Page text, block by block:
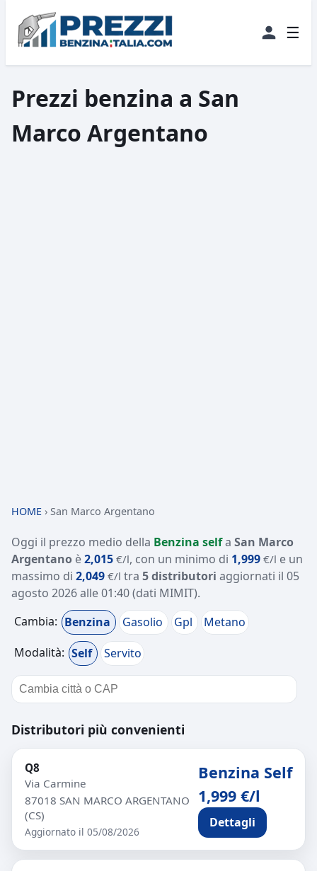
☰
Prezzi benzina a San
Marco Argentano
HOME › San Marco Argentano
Oggi il prezzo medio della Benzina selfa San Marco
Argentano è2,015 €/l, con un minimo di 1,999 €/l e un
massimo di 2,049 €/l tra 5 distributori aggiornati il 05
agosto 2026 alle 01:40(dati MIMIT).
Cambia: Benzina Gasolio Gpl
Metano
Modalità: Self Servito
Distributori più convenienti
Q8
Via Carmine
87018 SAN MARCO ARGENTANO
(CS)
Aggiornato il 05/08/2026
Benzina Self
1,999 €/l
Dettagli